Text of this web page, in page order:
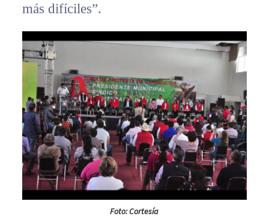
más difíciles”.
Foto: Cortesía